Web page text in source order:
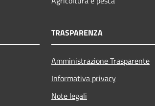
TRASPARENZA
Amministrazione Trasparente
Informativa privacy
Note legali